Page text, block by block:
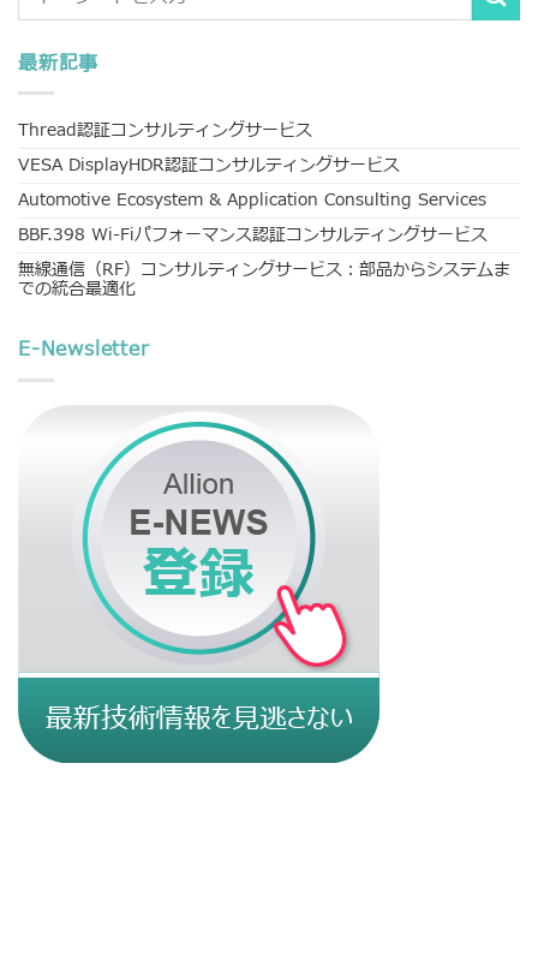
最新記事
Thread認証コンサルティングサービス
VESA DisplayHDR認証コンサルティングサービス
Automotive Ecosystem & Application Consulting Services
BBF.398 Wi-Fiパフォーマンス認証コンサルティングサービス
無線通信（RF）コンサルティングサービス：部品からシステムま
での統合最適化
E-Newsletter